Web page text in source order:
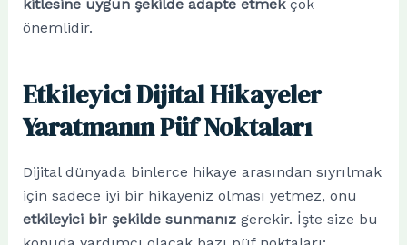
kitlesine uygun şekilde adapte etmekçok
önemlidir.
Etkileyici Dijital Hikayeler
Yaratmanın Püf Noktaları
Dijital dünyada binlerce hikaye arasından sıyrılmak
için sadece iyi bir hikayeniz olması yetmez, onu
etkileyici bir şekilde sunmanızgerekir. İşte size bu